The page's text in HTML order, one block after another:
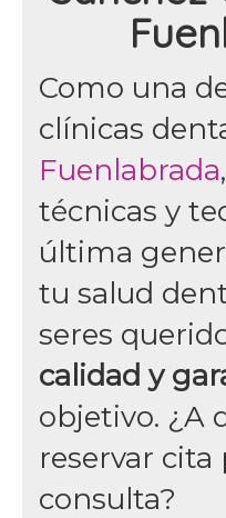
Como una
clínicas
Fuenlabrada
técnicas y
última
tu salud
seres
calidad y
objetivo. ¿A
reservar
consulta?